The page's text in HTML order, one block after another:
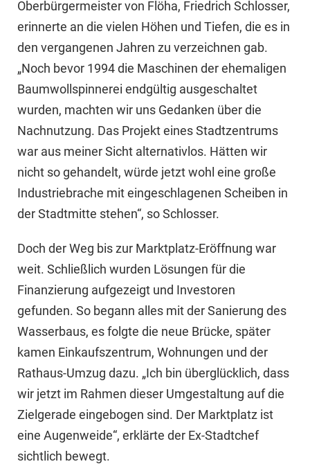
Oberbürgermeister von Flöha, Friedrich Schlosser,
erinnerte an die vielen Höhen und Tiefen, die es in
den vergangenen Jahren zu verzeichnen gab.
„Noch bevor 1994 die Maschinen der ehemaligen
Baumwollspinnerei endgültig ausgeschaltet
wurden, machten wir uns Gedanken über die
Nachnutzung. Das Projekt eines Stadtzentrums
war aus meiner Sicht alternativlos. Hätten wir
nicht so gehandelt, würde jetzt wohl eine große
Industriebrache mit eingeschlagenen Scheiben in
der Stadtmitte stehen“, so Schlosser.
Doch der Weg bis zur Marktplatz-Eröffnung war
weit. Schließlich wurden Lösungen für die
Finanzierung aufgezeigt und Investoren
gefunden. So begann alles mit der Sanierung des
Wasserbaus, es folgte die neue Brücke, später
kamen Einkaufszentrum, Wohnungen und der
Rathaus-Umzug dazu. „Ich bin überglücklich, dass
wir jetzt im Rahmen dieser Umgestaltung auf die
Zielgerade eingebogen sind. Der Marktplatz ist
eine Augenweide“, erklärte der Ex-Stadtchef
sichtlich bewegt.